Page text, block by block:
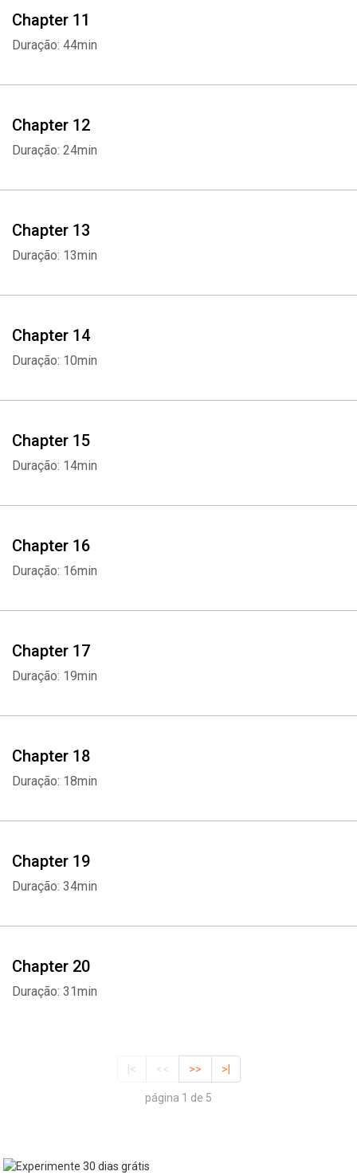
Chapter 11
Duração: 44min
Chapter 12
Duração: 24min
Chapter 13
Duração: 13min
Chapter 14
Duração: 10min
Chapter 15
Duração: 14min
Chapter 16
Duração: 16min
Chapter 17
Duração: 19min
Chapter 18
Duração: 18min
Chapter 19
Duração: 34min
Chapter 20
Duração: 31min
|< << >> >|
página 1 de 5
Whatsapp